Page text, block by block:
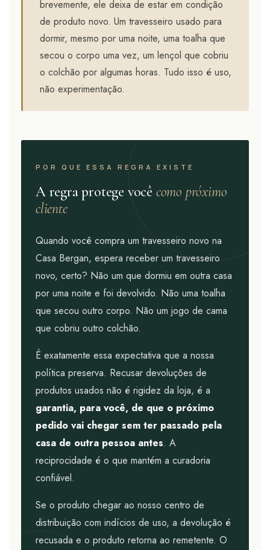
brevemente, ele deixa de estar em condição
de produto novo. Um travesseiro usado para
dormir, mesmo por uma noite, uma toalha que
secou o corpo uma vez, um lençol que cobriu
o colchão por algumas horas. Tudo isso é uso,
não experimentação.
POR QUE ESSA REGRA EXISTE
A regra protege você como próximo
cliente
Quando você compra um travesseiro novo na
Casa Bergan, espera receber um travesseiro
novo, certo? Não um que dormiu em outra casa
por uma noite e foi devolvido. Não uma toalha
que secou outro corpo. Não um jogo de cama
que cobriu outro colchão.
É exatamente essa expectativa que a nossa
política preserva. Recusar devoluções de
produtos usados não é rigidez da loja, é a
garantia, para você, de que o próximo
pedido vai chegar sem ter passado pela
casa de outra pessoa antes. A
reciprocidade é o que mantém a curadoria
confiável.
Se o produto chegar ao nosso centro de
distribuição com indícios de uso, a devolução é
recusada e o produto retorna ao remetente. O